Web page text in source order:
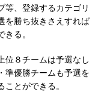
等、登録するカテゴリ
を勝ち抜きさえすれば
る。
８チームは予選なし
準優勝チームも予選を
とができる。